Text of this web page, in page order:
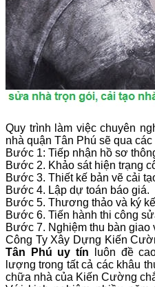
Quy trình làm việc chuyên
nhà quận Tân Phú sẽ qua
Bước 1: Tiếp nhận hồ sơ
Bước 2. Khảo sát hiện trạng
Bước 3. Thiết kế bản vẽ cải
Bước 4. Lập dự toán báo giá.
Bước 5. Thương thảo và ký
Bước 6. Tiến hành thi công
Bước 7. Nghiệm thu bàn giao
Công Ty Xây Dựng Kiến
Tân Phú uy tín luôn đề
lượng trong tất cả các khâu
chữa nhà của Kiến Cường